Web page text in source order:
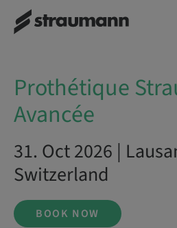
Prothétique Straumann
Avancée
Prothétique
Avancée
31. Oct 2026 |
Switzerland
BOOK NOW